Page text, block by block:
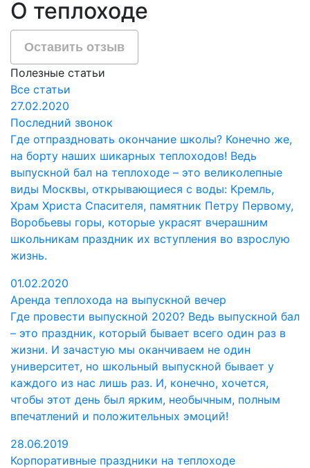
О теплоходе
Оставить отзыв
Полезные статьи
Все статьи
27.02.2020
Последний звонок
Где отпраздновать окончание школы? Конечно же,
на борту наших шикарных теплоходов! Ведь
выпускной бал на теплоходе – это великолепные
виды Москвы, открывающиеся с воды: Кремль,
Храм Христа Спасителя, памятник Петру Первому,
Воробьевы горы, которые украсят вчерашним
школьникам праздник их вступления во взрослую
жизнь.
01.02.2020
Аренда теплохода на выпускной вечер
Где провести выпускной 2020? Ведь выпускной бал
– это праздник, который бывает всего один раз в
жизни. И зачастую мы оканчиваем не один
университет, но школьный выпускной бывает у
каждого из нас лишь раз. И, конечно, хочется,
чтобы этот день был ярким, необычным, полным
впечатлений и положительных эмоций!
28.06.2019
Корпоративные праздники на теплоходе